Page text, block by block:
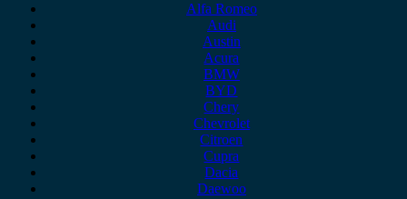
Alfa Romeo
Audi
Austin
Acura
BMW
BYD
Chery
Chevrolet
Citroen
Cupra
Dacia
Daewoo